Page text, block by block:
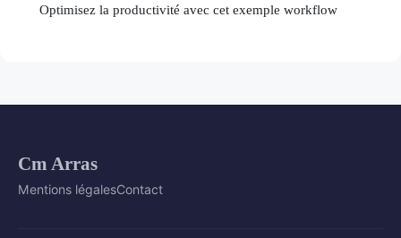
Optimisez la productivité avec cet exemple workflow
Cm Arras
Mentions légalesContact